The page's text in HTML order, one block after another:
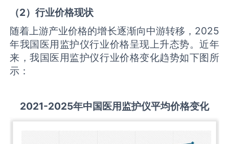
（2）行业价格现状
随着上游产业价格的增长逐渐向中游转移，2025
年我国医用监护仪行业价格呈现上升态势。近年
来，我国医用监护仪行业价格变化趋势如下图所
示：
2021-2025年中国医用监护仪平均价格变化